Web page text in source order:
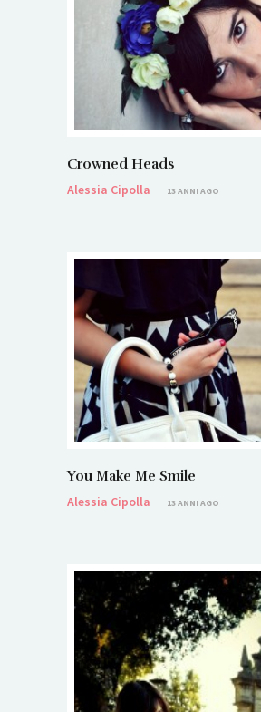
Crowned Heads
Alessia Cipolla
13 ANNI AGO
You Make Me Smile
Alessia Cipolla
13 ANNI AGO